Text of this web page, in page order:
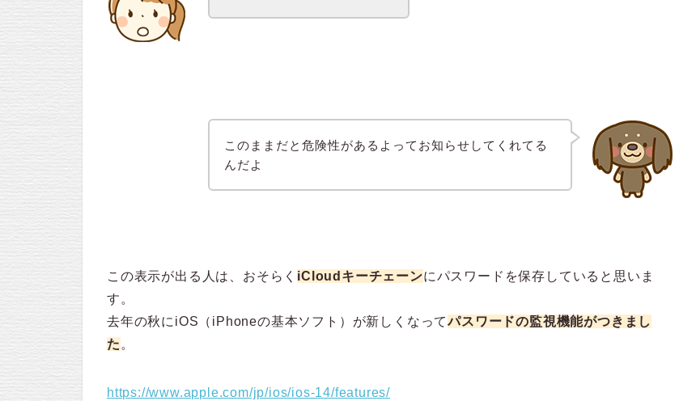
このままだと危険性があるよってお知らせしてくれてる
んだよ
この表示が出る人は、おそらく iCloudキーチェーンにパスワードを保存していると思いま
す。
去年の秋にiOS（iPhoneの基本ソフト）が新しくなってパスワードの監視機能がつきまし
た 。
https://www.apple.com/jp/ios/ios-14/features/